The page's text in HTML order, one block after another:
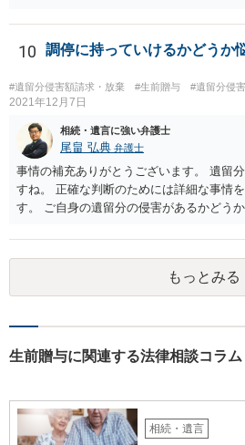
10 調停に持っていけるかどうか
#遺留分侵害額請求・放棄 #生前贈与 #遺留分侵
2021年12月7日
相続・遺言に強い弁護士
尾畠 弘典 弁護士
事情の補充ありがとうございます。 遺留
すね。 正確な判断のためには詳細な事情
す。 ご自身の遺留分の侵害があるかどう
相談されるのが良いと思います。
もっとみる
生前贈与に関連する法律相談コラム
相続・遺言